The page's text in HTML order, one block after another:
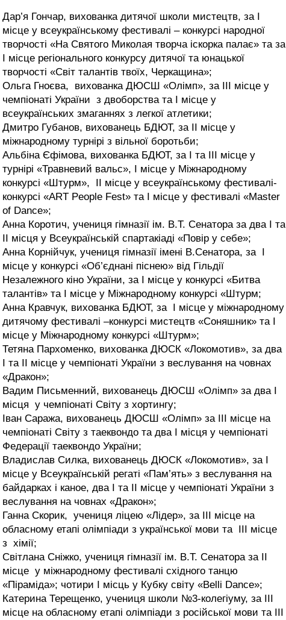
Дар’я Гончар, вихованка дитячої школи мистецтв, за І
місце у всеукраїнському фестивалі – конкурсі народної
творчості «На Святого Миколая творча іскорка палає» та за
І місце регіонального конкурсу дитячої та юнацької
творчості «Світ талантів твоїх, Черкащина»;
Ольга Гноєва, вихованка ДЮСШ «Олімп», за ІІІ місце у
чемпіонаті України з двоборства та І місце у
всеукраїнських змаганнях з легкої атлетики;
Дмитро Губанов, вихованець БДЮТ, за ІІ місце у
міжнародному турнірі з вільної боротьби;
Альбіна Єфімова, вихованка БДЮТ, за І та ІІІ місце у
турнірі «Травневий вальс», І місце у Міжнародному
конкурсі «Штурм», ІІ місце у всеукраїнському фестивалі-
конкурсі «ART People Fest» та І місце у фестивалі «Master
of Dance»;
Анна Коротич, учениця гімназії ім. В.Т. Сенатора за два І та
ІІ місця у Всеукраїнській спартакіаді «Повір у себе»;
Анна Корнійчук, учениця гімназії імені В.Сенатора, за І
місце у конкурсі «Об’єднані піснею» від Гільдії
Незалежного кіно України, за І місце у конкурсі «Битва
талантів» та І місце у Міжнародному конкурсі «Штурм;
Анна Кравчук, вихованка БДЮТ, за І місце у міжнародному
дитячому фестивалі –конкурсі мистецтв «Соняшник» та І
місце у Міжнародному конкурсі «Штурм»;
Тетяна Пархоменко, вихованка ДЮСК «Локомотив», за два
І та ІІ місце у чемпіонаті України з веслування на човнах
«Дракон»;
Вадим Письменний, вихованець ДЮСШ «Олімп» за два І
місця у чемпіонаті Світу з хортингу;
Іван Саража, вихованець ДЮСШ «Олімп» за ІІІ місце на
чемпіонаті Світу з таеквондо та два І місця у чемпіонаті
Федерації таеквондо України;
Владислав Силка, вихованець ДЮСК «Локомотив», за І
місце у Всеукраїнській регаті «Пам’ять» з веслування на
байдарках і каное, два І та ІІ місце у чемпіонаті України з
веслування на човнах «Дракон»;
Ганна Скорик, учениця ліцею «Лідер», за ІІІ місце на
обласному етапі олімпіади з української мови та ІІІ місце
з хімії;
Світлана Сніжко, учениця гімназії ім. В.Т. Сенатора за ІІ
місце у міжнародному фестивалі східного танцю
«Піраміда»; чотири І місць у Кубку світу «Belli Dance»;
Катерина Терещенко, учениця школи №3-колегіуму, за ІІІ
місце на обласному етапі олімпіади з російської мови та ІІІ